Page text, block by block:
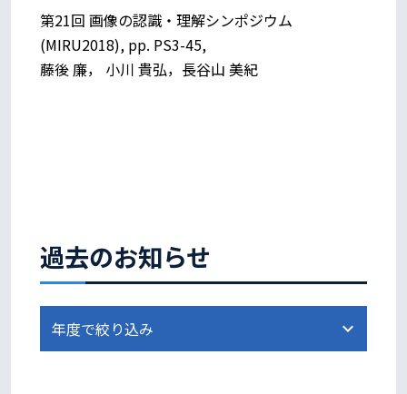
過去のお知らせ
第21回 画像の認識・理解シンポジウム
(MIRU2018), pp. PS3-45,
藤後 廉， 小川 貴弘，長谷山 美紀